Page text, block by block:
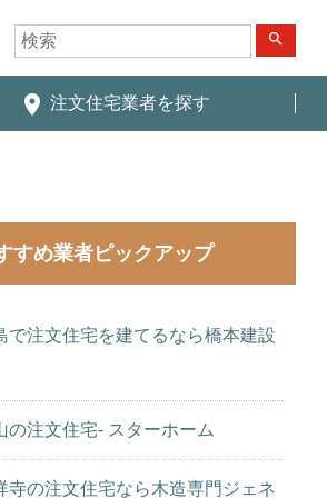
search
place 注文住宅業者を探す
すめ業者ピックアップ
で注文住宅を建てるなら橋本建設
の注文住宅- スターホーム
寺の注文住宅なら木造専門ジェネ